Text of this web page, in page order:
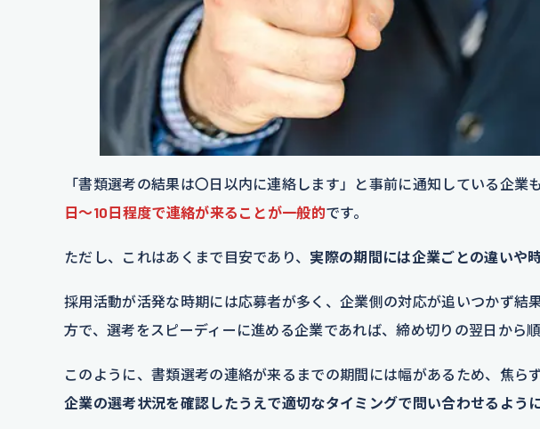
「書類選考の結果は〇日以内に連絡します」と事前に通知している企業
日〜10日程度で連絡が来ることが一般的です。
ただし、これはあくまで目安であり、 実際の期間には企業ごとの違いや
採用活動が活発な時期には応募者が多く、企業側の対応が追いつかず結
方で、選考をスピーディーに進める企業であれば、締め切りの翌日から
このように、書類選考の連絡が来るまでの期間には幅があるため、焦ら
企業の選考状況を確認したうえで適切なタイミングで問い合わせるように